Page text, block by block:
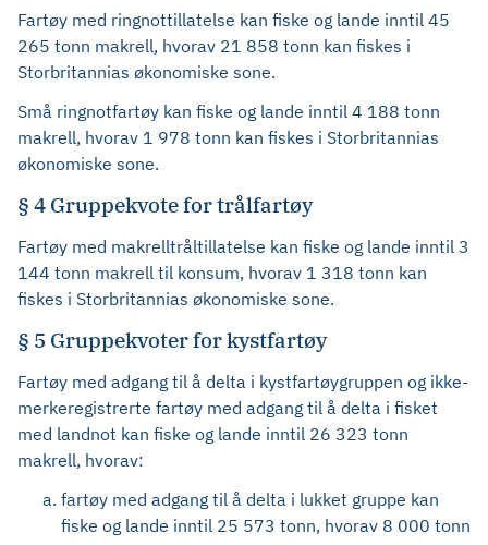
Fartøy med ringnottillatelse kan fiske og lande inntil 45
265 tonn makrell, hvorav 21 858 tonn kan fiskes i
Storbritannias økonomiske sone.
Små ringnotfartøy kan fiske og lande inntil 4 188 tonn
makrell, hvorav 1 978 tonn kan fiskes i Storbritannias
økonomiske sone.
§ 4 Gruppekvote for trålfartøy
Fartøy med makrelltråltillatelse kan fiske og lande inntil 3
144 tonn makrell til konsum, hvorav 1 318 tonn kan
fiskes i Storbritannias økonomiske sone.
§ 5 Gruppekvoter for kystfartøy
Fartøy med adgang til å delta i kystfartøygruppen og ikke-
merkeregistrerte fartøy med adgang til å delta i fisket
med landnot kan fiske og lande inntil 26 323 tonn
makrell, hvorav:
fartøy med adgang til å delta i lukket gruppe kan
fiske og lande inntil 25 573 tonn, hvorav 8 000 tonn